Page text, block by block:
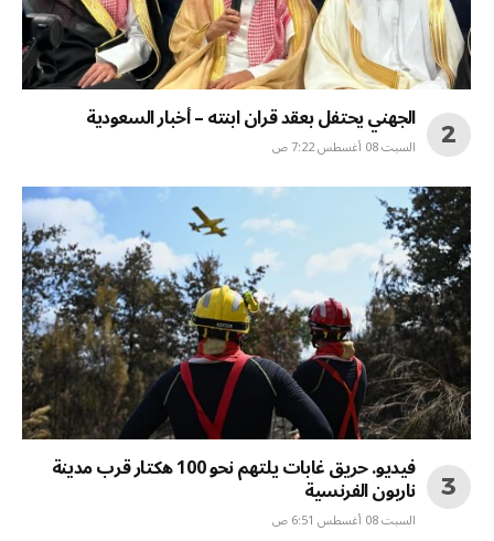
الجهني يحتفل بعقد قران ابنته – أخبار السعودية
السبت 08 أغسطس 7:22 ص
فيديو. حريق غابات يلتهم نحو 100 هكتار قرب مدينة
ناربون الفرنسية
السبت 08 أغسطس 6:51 ص